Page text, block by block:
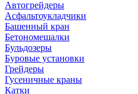
Автогрейдеры
Асфальтоукладчики
Башенный кран
Бетономешалки
Бульдозеры
Буровые установки
Грейдеры
Гусеничные краны
Катки